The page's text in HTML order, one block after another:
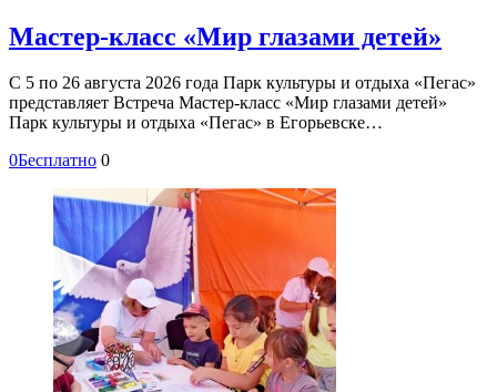
Мастер-класс «Мир глазами детей»
С 5 по 26 августа 2026 года Парк культуры и отдыха «Пегас»
представляет Встреча Мастер-класс «Мир глазами детей»
Парк культуры и отдыха «Пегас» в Егорьевске…
0Бесплатно 0